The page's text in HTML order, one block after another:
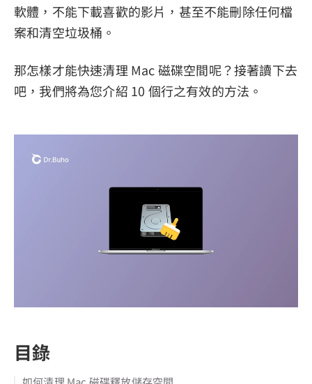
軟體，不能下載喜歡的影片，甚至不能刪除任何檔
案和清空垃圾桶。
那怎樣才能快速清理 Mac 磁碟空間呢？接著讀下去
吧，我們將為您介紹 10 個行之有效的方法。
目錄